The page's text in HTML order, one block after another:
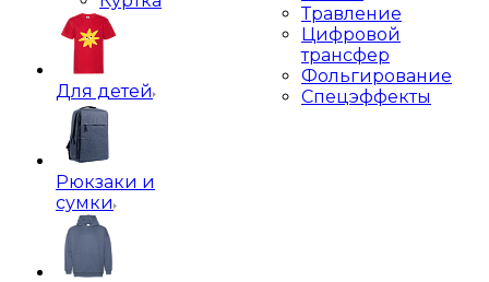
Для детей
Рюкзаки и
сумки
Травление
Цифровой
трансфер
Фольгирование
Спецэффекты